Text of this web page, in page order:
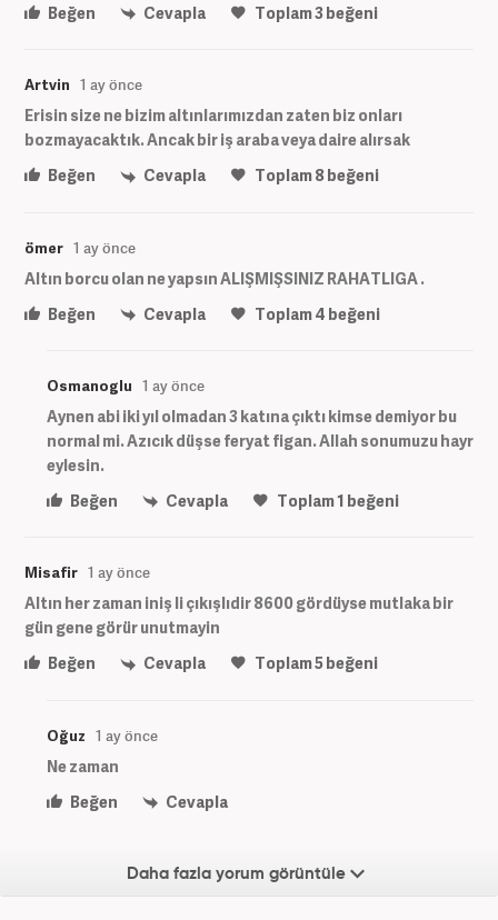
Beğen
Cevapla Toplam3beğeni
Artvin 1 ay önce
Erisin size ne bizim altınlarımızdan zaten biz onları
bozmayacaktık. Ancak bir iş araba veya daire alırsak
Beğen
Cevapla Toplam8beğeni
ömer 1 ay önce
Altın borcu olan ne yapsın ALIŞMIŞSINIZ RAHATLIGA .
Beğen
Cevapla Toplam4 beğeni
Osmanoglu 1 ay önce
Aynen abi iki yıl olmadan 3 katına çıktı kimse demiyor bu
normal mi. Azıcık düşse feryat figan. Allah sonumuzu hayr
eylesin.
Beğen
Cevapla Toplam1 beğeni
Misafir 1 ay önce
Altın her zaman iniş li çıkışlıdir 8600 gördüyse mutlaka bir
gün gene görür unutmayin
Beğen
Cevapla Toplam5beğeni
Oğuz 1 ay önce
Ne zaman
Beğen
Cevapla
Daha fazla yorum görüntüle